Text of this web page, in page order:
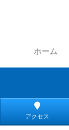
ホーム
アクセス